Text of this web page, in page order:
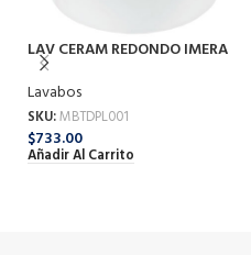
LAV CERAM REDONDO IMERA
BL PL001
Lavabos
SKU:MBTDPL001
$733.00
Añadir Al Carrito